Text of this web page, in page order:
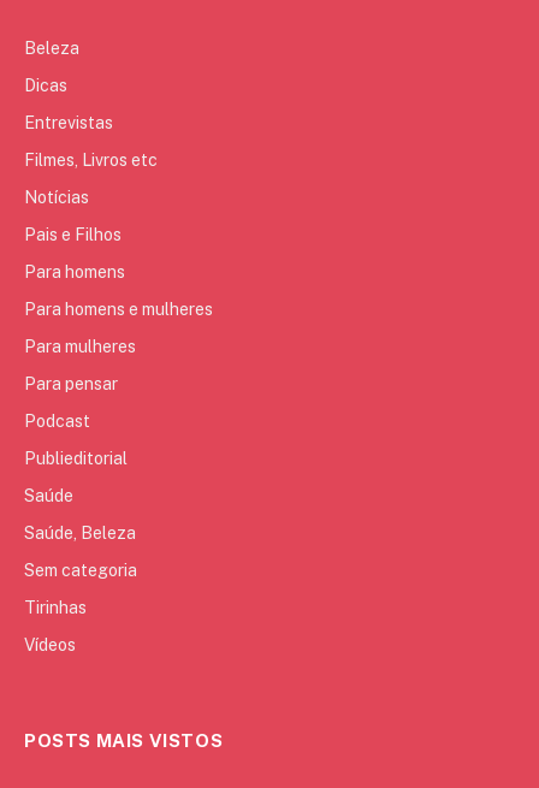
Beleza
Dicas
Entrevistas
Filmes, Livros etc
Notícias
Pais e Filhos
Para homens
Para homens e mulheres
Para mulheres
Para pensar
Podcast
Publieditorial
Saúde
Saúde, Beleza
Sem categoria
Tirinhas
Vídeos
POSTS MAIS VISTOS